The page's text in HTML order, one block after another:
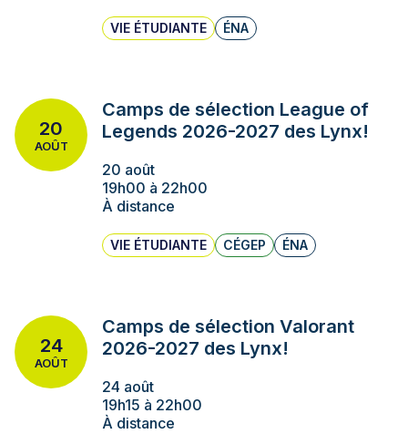
VIE ÉTUDIANTE ÉNA
20
AOÛT
Camps de sélection League of
Legends 2026-2027 des Lynx!
20 août
19h00 à 22h00
À distance
VIE ÉTUDIANTE CÉGEP ÉNA
24
AOÛT
Camps de sélection Valorant
2026-2027 des Lynx!
24 août
19h15 à 22h00
À distance